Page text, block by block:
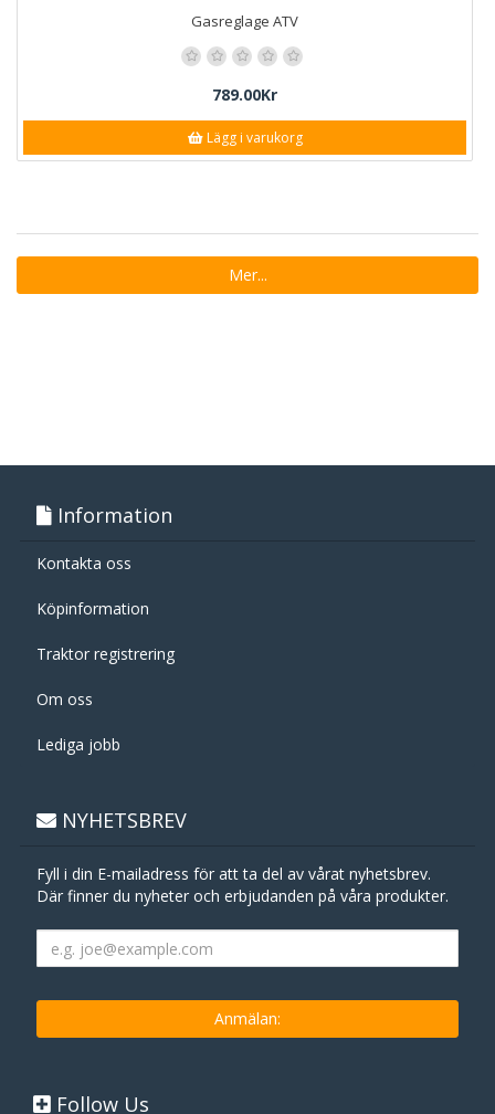
Gasreglage ATV
789.00Kr
Lägg i varukorg
Mer...
Information
Kontakta oss
Köpinformation
Traktor registrering
Om oss
Lediga jobb
NYHETSBREV
Fyll i din E-mailadress för att ta del av vårat nyhetsbrev.
Där finner du nyheter och erbjudanden på våra produkter.
Follow Us